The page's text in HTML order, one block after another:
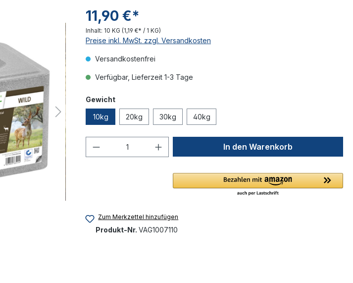
11,90 €*
Inhalt: 10 KG (1,19 €* / 1 KG)
Preise inkl. MwSt. zzgl. Versandkosten
Versandkostenfrei
Verfügbar, Lieferzeit 1-3 Tage
Gewicht
10kg 20kg 30kg 40kg
Produkt Anzahl: Gib den gewünschten Wert
In den Warenkorb
Zum Merkzettel hinzufügen
Produkt-Nr. VAG1007110